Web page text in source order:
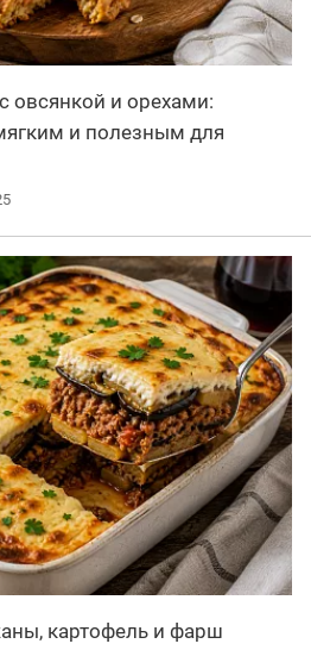
и орехами:
и полезным для
картофель и фарш